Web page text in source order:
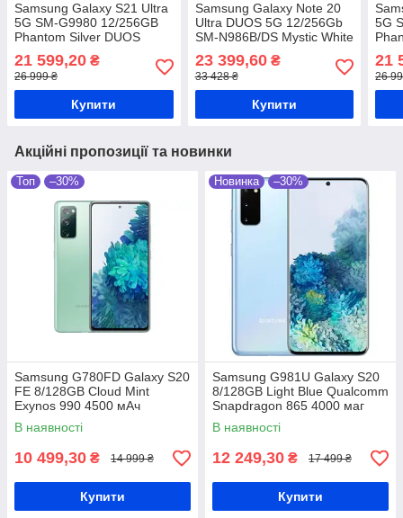
Samsung Galaxy S21 Ultra
5G SM-G9980 12/256GB
Phantom Silver DUOS
Exynos 2100 5000 мАг
21 599,20 ₴
26 999 ₴
Купити
Samsung Galaxy Note 20
Ultra DUOS 5G 12/256Gb
SM-N986B/DS Mystic White
Samsung Exynos 990 +
4300 мАг
23 399,60₴
33 428 ₴
Купити
5G
21
26
Акційні пропозиції та новинки
Топ –30%
Samsung G780FD Galaxy S20
FE 8/128GB Cloud Mint
Exynos 990 4500 мАч
В наявності
10 499,30 ₴ 14 999 ₴
Купити
Новинка –30%
Samsung G981U Galaxy S20
8/128GB Light Blue Qualcomm
Snapdragon 865 4000 маг
В наявності
12 249,30 ₴ 17 499 ₴
Купити